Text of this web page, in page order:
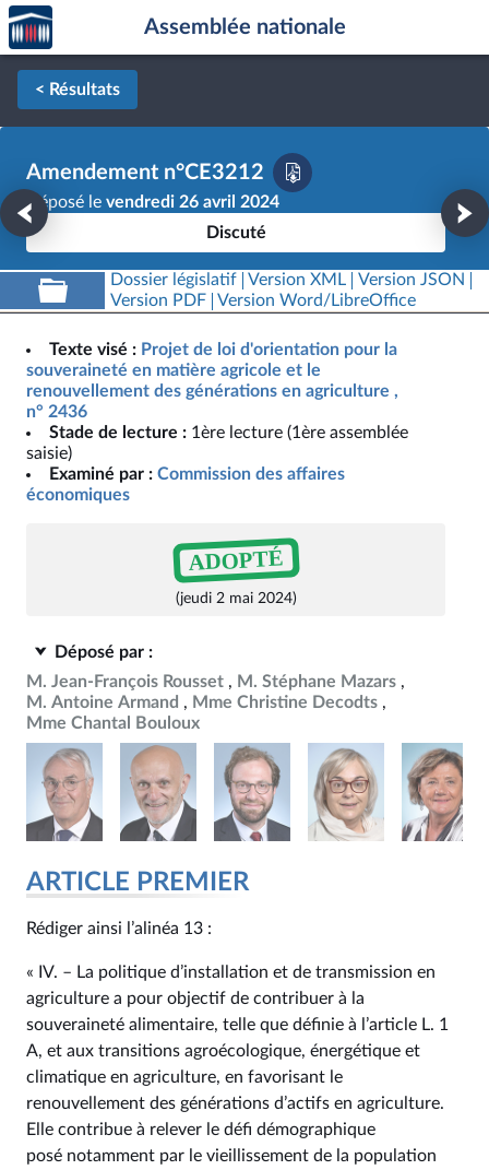
Aller au contenu
Aller en bas de la page
Accèder
à la
page
d'accueil
Assemblée nationale
< Résultats
Amendement n°CE3212
Déposé le vendredi 26 avril 2024
Discuté
Dossier législatif Version XML
Version JSON
Version PDF
Version Word/LibreOffice
Texte visé : Projet de loi d'orientation pour la
souveraineté en matière agricole et le
renouvellement des générations en agriculture ,
n° 2436
Stade de lecture : 1ère lecture (1ère assemblée
saisie)
Examiné par : Commission des affaires
économiques
ADOPTÉ
(jeudi 2 mai 2024)
Déposé par :
M. Jean-François Rousset
M. Stéphane Mazars
M. Antoine Armand
Mme Christine Decodts
Mme Chantal Bouloux
ARTICLE PREMIER
Rédiger ainsi l’alinéa 13 :
« IV. – La politique d’installation et de transmission en
agriculture a pour objectif de contribuer à la
souveraineté alimentaire, telle que définie à l’article L. 1
A, et aux transitions agroécologique, énergétique et
climatique en agriculture, en favorisant le
renouvellement des générations d’actifs en agriculture.
Elle contribue à relever le défi démographique
posé notamment par le vieillissement de la population